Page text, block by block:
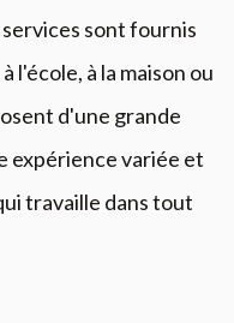
sont fournis
l'école, à la maison ou
d'une grande
expérience variée et
travaille dans tout